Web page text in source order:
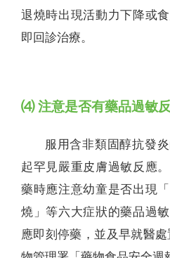
退燒時出現活動力下降或
即回診治療。
⑷ 注意是否有藥品過敏
服用含非類固醇抗發
起罕見嚴重皮膚過敏反應
藥時應注意幼童是否出現
燒」等六大症狀的藥品過
應即刻停藥，並及早就醫